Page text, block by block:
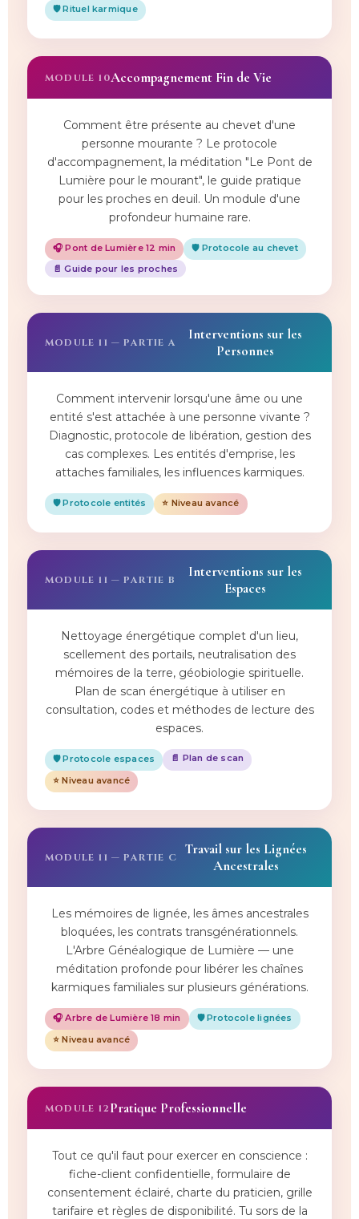
🛡️ Rituel karmique
MODULE 10Accompagnement Fin de Vie
Comment être présente au chevet d'une
personne mourante ? Le protocole
d'accompagnement, la méditation "Le Pont de
Lumière pour le mourant", le guide pratique
pour les proches en deuil. Un module d'une
profondeur humaine rare.
🎧 Pont de Lumière 12 min
🛡️ Protocole au chevet
📄 Guide pour les proches
MODULE 11 — PARTIE A
Interventions sur les
Personnes
Comment intervenir lorsqu'une âme ou une
entité s'est attachée à une personne vivante ?
Diagnostic, protocole de libération, gestion des
cas complexes. Les entités d'emprise, les
attaches familiales, les influences karmiques.
🛡️ Protocole entités ⭐ Niveau avancé
MODULE 11 — PARTIE B
Interventions sur les
Espaces
Nettoyage énergétique complet d'un lieu,
scellement des portails, neutralisation des
mémoires de la terre, géobiologie spirituelle.
Plan de scan énergétique à utiliser en
consultation, codes et méthodes de lecture des
espaces.
🛡️ Protocole espaces
📄 Plan de scan
⭐ Niveau avancé
MODULE 11 — PARTIE C
Travail sur les Lignées
Ancestrales
Les mémoires de lignée, les âmes ancestrales
bloquées, les contrats transgénérationnels.
L'Arbre Généalogique de Lumière — une
méditation profonde pour libérer les chaînes
karmiques familiales sur plusieurs générations.
🎧 Arbre de Lumière 18 min
🛡️ Protocole lignées
⭐ Niveau avancé
MODULE 12Pratique Professionnelle
Tout ce qu'il faut pour exercer en conscience :
fiche-client confidentielle, formulaire de
consentement éclairé, charte du praticien, grille
tarifaire et règles de disponibilité. Tu sors de la